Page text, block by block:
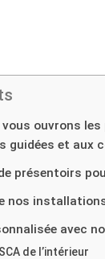
vous ouvrons
guidées et aux
présentoirs
nos
avec
de l’intérieur